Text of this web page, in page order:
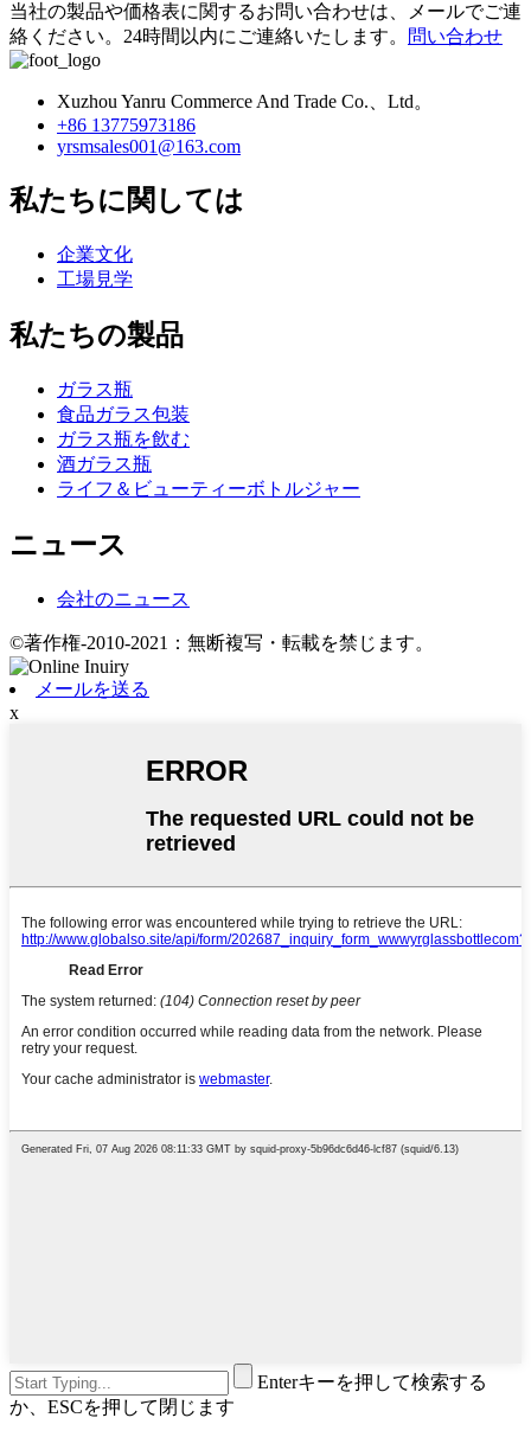
当社の製品や価格表に関するお問い合わせは、メールでご連
絡ください。24時間以内にご連絡いたします。
問い合わせ
Xuzhou Yanru Commerce And Trade Co.、Ltd。
+86 13775973186
yrsmsales001@163.com
私たちに関しては
企業文化
工場見学
私たちの製品
ガラス瓶
食品ガラス包装
ガラス瓶を飲む
酒ガラス瓶
ライフ＆ビューティーボトルジャー
ニュース
会社のニュース
©著作権-2010-2021：無断複写・転載を禁じます。
メールを送る
x
Enterキーを押して検索する
か、ESCを押して閉じます